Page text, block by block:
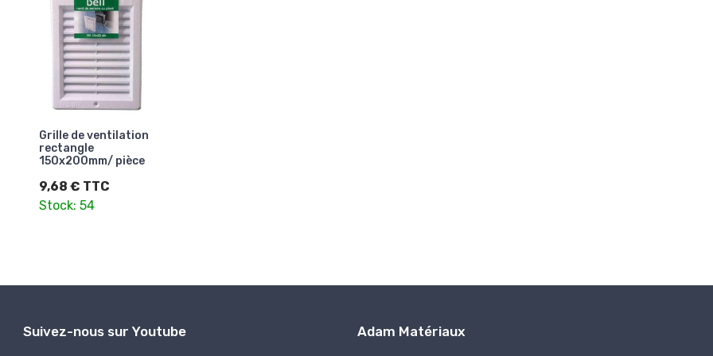
Grille de ventilation
rectangle
150x200mm/ pièce
9,68 € TTC
Stock: 54
Suivez-nous sur Youtube Adam Matériaux